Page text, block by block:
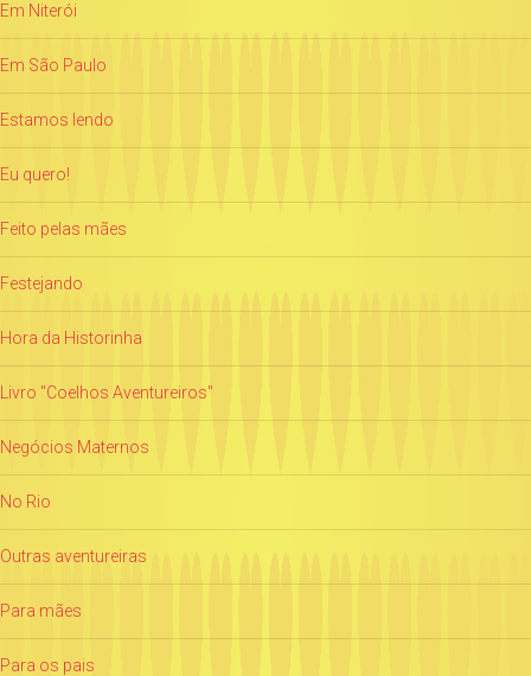
Em Niterói
Em São Paulo
Estamos lendo
Eu quero!
Feito pelas mães
Festejando
Hora da Historinha
Livro "Coelhos Aventureiros"
Negócios Maternos
No Rio
Outras aventureiras
Para mães
Para os pais